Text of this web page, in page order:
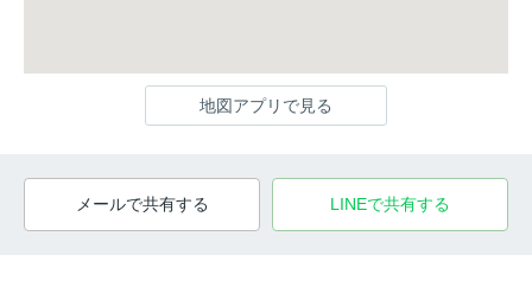
地図アプリで見る
メールで共有する LINEで共有する